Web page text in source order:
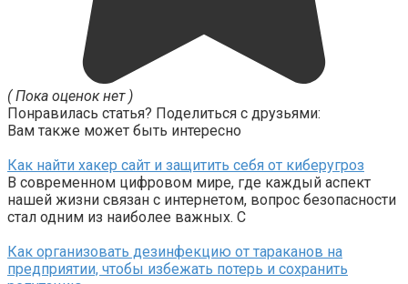
( Пока оценок нет )
Понравилась статья? Поделиться с друзьями:
Вам также может быть интересно
Как найти хакер сайт и защитить себя от киберугроз
В современном цифровом мире, где каждый аспект
нашей жизни связан с интернетом, вопрос безопасности
стал одним из наиболее важных. С
Как организовать дезинфекцию от тараканов на
предприятии, чтобы избежать потерь и сохранить